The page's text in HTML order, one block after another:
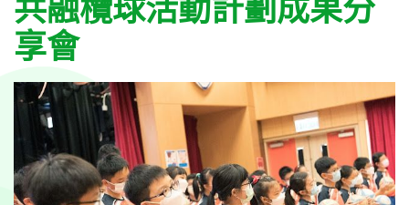
共融欖球活動計劃成果分
享會